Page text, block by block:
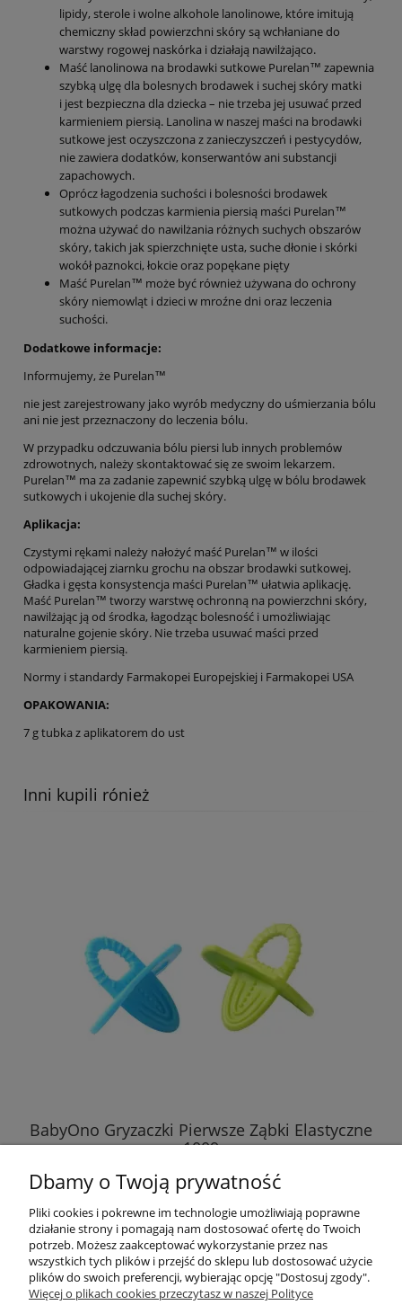
lipidy, sterole i wolne alkohole lanolinowe, które imitują
chemiczny skład powierzchni skóry są wchłaniane do
warstwy rogowej naskórka i działają nawilżająco.
Maść lanolinowa na brodawki sutkowe Purelan™ zapewnia
szybką ulgę dla bolesnych brodawek i suchej skóry matki
i jest bezpieczna dla dziecka – nie trzeba jej usuwać przed
karmieniem piersią. Lanolina w naszej maści na brodawki
sutkowe jest oczyszczona z zanieczyszczeń i pestycydów,
nie zawiera dodatków, konserwantów ani substancji
zapachowych.
Oprócz łagodzenia suchości i bolesności brodawek
sutkowych podczas karmienia piersią maści Purelan™
można używać do nawilżania różnych suchych obszarów
skóry, takich jak spierzchnięte usta, suche dłonie i skórki
wokół paznokci, łokcie oraz popękane pięty
Maść Purelan™ może być również używana do ochrony
skóry niemowląt i dzieci w mroźne dni oraz leczenia
suchości.
Dodatkowe informacje:
Informujemy, że Purelan™
nie jest zarejestrowany jako wyrób medyczny do uśmierzania bólu
ani nie jest przeznaczony do leczenia bólu.
W przypadku odczuwania bólu piersi lub innych problemów
zdrowotnych, należy skontaktować się ze swoim lekarzem.
Purelan™ ma za zadanie zapewnić szybką ulgę w bólu brodawek
sutkowych i ukojenie dla suchej skóry.
Aplikacja:
Czystymi rękami należy nałożyć maść Purelan™ w ilości
odpowiadającej ziarnku grochu na obszar brodawki sutkowej.
Gładka i gęsta konsystencja maści Purelan™ ułatwia aplikację.
Maść Purelan™ tworzy warstwę ochronną na powierzchni skóry,
nawilżając ją od środka, łagodząc bolesność i umożliwiając
naturalne gojenie skóry. Nie trzeba usuwać maści przed
karmieniem piersią.
Normy i standardy Farmakopei Europejskiej i Farmakopei USA
OPAKOWANIA:
7 g tubka z aplikatorem do ust
Inni kupili rónież
BabyOno Gryzaczki Pierwsze Ząbki Elastyczne
1009
10,67 zł
DO KOSZYKA
Dbamy o Twoją prywatność
Pliki cookies i pokrewne im technologie umożliwiają poprawne
działanie strony i pomagają nam dostosować ofertę do Twoich
potrzeb. Możesz zaakceptować wykorzystanie przez nas
wszystkich tych plików i przejść do sklepu lub dostosować użycie
plików do swoich preferencji, wybierając opcję "Dostosuj zgody".
Więcej o plikach cookies przeczytasz w naszej Polityce